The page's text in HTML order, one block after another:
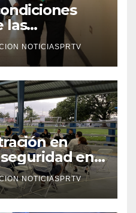
las
NOTICIASPRTV
en
en
NOTICIASPRTV